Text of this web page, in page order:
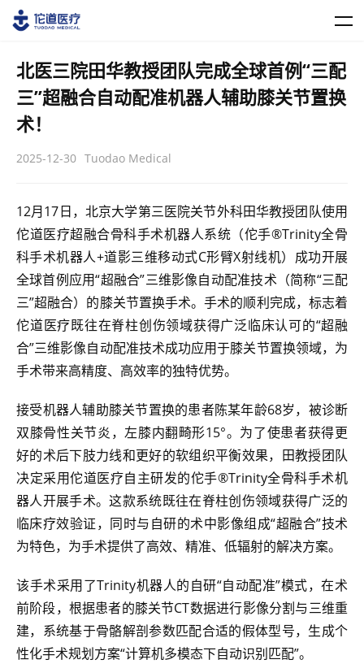
北医三院田华教授团队完成全球首例“三配
三”超融合自动配准机器人辅助膝关节置换
术！
2025-12-30 Tuodao Medical
12月17日，北京大学第三医院关节外科田华教授团队使用
佗道医疗超融合骨科手术机器人系统（佗手®Trinity全骨
科手术机器人+道影三维移动式C形臂X射线机）成功开展
全球首例应用“超融合”三维影像自动配准技术（简称“三配
三”超融合）的膝关节置换手术。手术的顺利完成，标志着
佗道医疗既往在脊柱创伤领域获得广泛临床认可的“超融
合”三维影像自动配准技术成功应用于膝关节置换领域，为
手术带来高精度、高效率的独特优势。
接受机器人辅助膝关节置换的患者陈某年龄68岁，被诊断
双膝骨性关节炎，左膝内翻畸形15°。为了使患者获得更
好的术后下肢力线和更好的软组织平衡效果，田教授团队
决定采用佗道医疗自主研发的佗手®Trinity全骨科手术机
器人开展手术。这款系统既往在脊柱创伤领域获得广泛的
临床疗效验证，同时与自研的术中影像组成“超融合”技术
为特色，为手术提供了高效、精准、低辐射的解决方案。
该手术采用了Trinity机器人的自研“自动配准”模式，在术
前阶段，根据患者的膝关节CT数据进行影像分割与三维重
建，系统基于骨骼解剖参数匹配合适的假体型号，生成个
性化手术规划方案“计算机多模态下自动识别匹配”。